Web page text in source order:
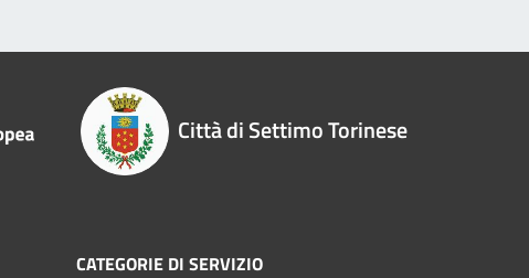
Città di Settimo Torinese
CATEGORIE DI SERVIZIO